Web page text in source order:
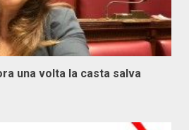
una volta la casta salva